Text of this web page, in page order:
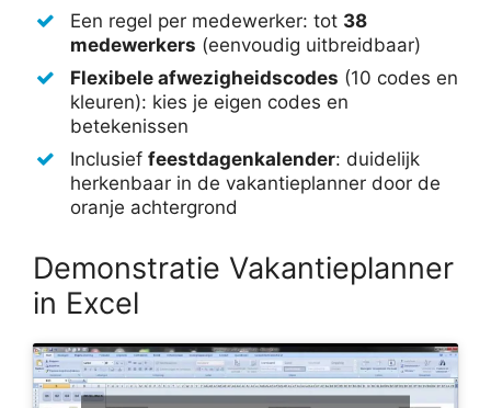
Een regel per medewerker: tot 38
medewerkers (eenvoudig uitbreidbaar)
Flexibele afwezigheidscodes (10 codes en
kleuren): kies je eigen codes en
betekenissen
Inclusief feestdagenkalender: duidelijk
herkenbaar in de vakantieplanner door de
oranje achtergrond
Demonstratie Vakantieplanner
in Excel